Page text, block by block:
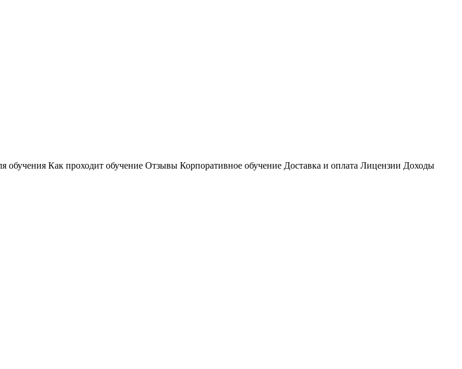
обучения Как проходит обучение Отзывы Корпоративное обучение Доставка и оплата Лицензии Доходы